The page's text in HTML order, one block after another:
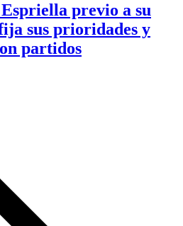
previo a su
sus prioridades y
partidos